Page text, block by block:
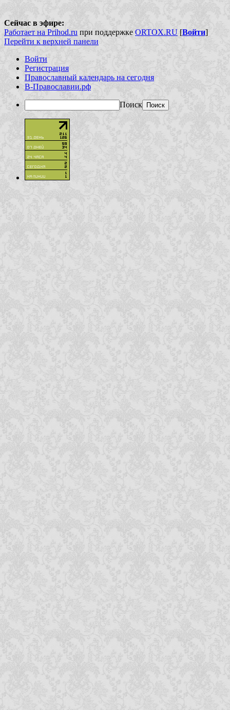
Сейчас в эфире:
Работает на Prihod.ru при поддержке ORTOX.RU [Войти]
Перейти к верхней панели
Войти
Регистрация
Православный календарь на сегодня
В-Православии.рф
Поиск